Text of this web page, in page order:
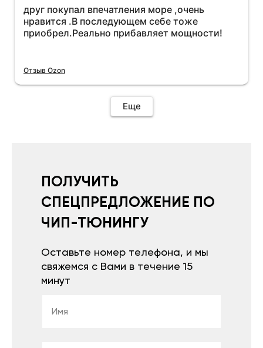
более энергичный расход не
увеличился.Всем рекомендую к покупке.
друг покупал впечатления море ,очень
нравится .В последующем себе тоже
приобрел.Реально прибавляет мощности!
Отзыв Ozon
Еще
ПОЛУЧИТЬ
СПЕЦПРЕДЛОЖЕНИЕ ПО
ЧИП-ТЮНИНГУ
Оставьте номер телефона, и мы
свяжемся с Вами в течение 15
минут